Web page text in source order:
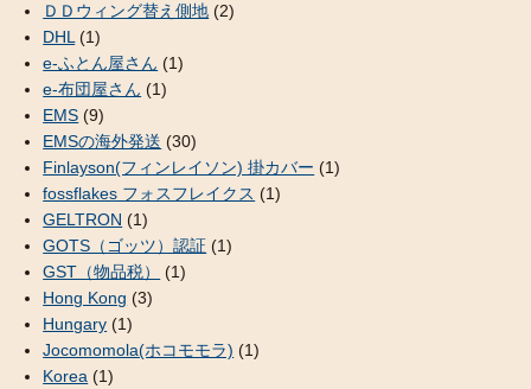
ＤＤウィング替え側地 (2)
DHL (1)
e-ふとん屋さん (1)
e-布団屋さん (1)
EMS (9)
EMSの海外発送 (30)
Finlayson(フィンレイソン) 掛カバー (1)
fossflakes フォスフレイクス (1)
GELTRON (1)
GOTS（ゴッツ）認証 (1)
GST（物品税）
(1)
Hong Kong (3)
Hungary (1)
Jocomomola(ホコモモラ) (1)
Korea (1)